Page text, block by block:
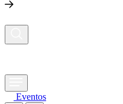
Eventos